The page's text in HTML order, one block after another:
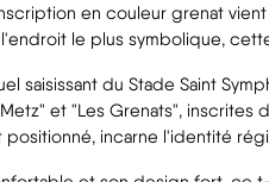
en couleur grenat
l'endroit le plus symbolique,
saisissant du Stade Saint
et "Les Grenats",
incarne l'identité